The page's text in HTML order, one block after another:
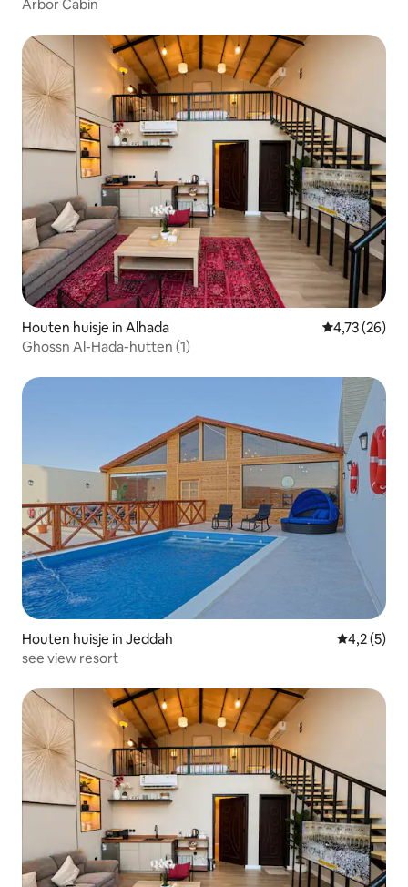
Arbor Cabin
Houten huisje in Alhada Gemiddelde
4,73 (26)
Ghossn Al-Hada-hutten (1)
Houten huisje in Jeddah
4,2 (5)
see view resort